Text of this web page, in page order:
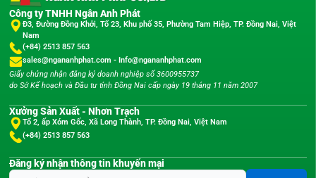
Công ty TNHH Ngân Anh Phát
Đ3, Đường Đồng Khởi, Tổ 23, Khu phố 35, Phường Tam Hiệp, TP. Đồng Nai, Việt
Nam
(+84) 2513 857 563
sales@ngananhphat.com - Info@ngananhphat.com
Giấy chứng nhận đăng ký doanh nghiệp số 3600955737
do Sở Kế hoạch và Đầu tư tỉnh Đồng Nai cấp ngày 19 tháng 11 năm 2007
Xưởng Sản Xuất - Nhơn Trạch
Tổ 2, ấp Xóm Gốc, Xã Long Thành, TP. Đồng Nai, Việt Nam
(+84) 2513 857 563
Đăng ký nhận thông tin khuyến mại